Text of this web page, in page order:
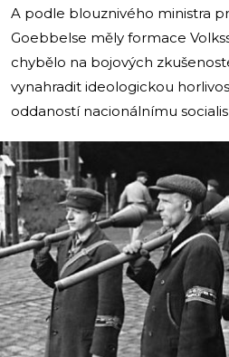
A podle blouznivého ministra
Goebbelse měly formace
chybělo na bojových
vynahradit ideologickou
oddaností nacionálnímu